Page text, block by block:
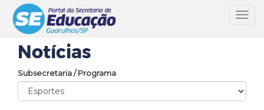
Notícias
Subsecretaria / Programa